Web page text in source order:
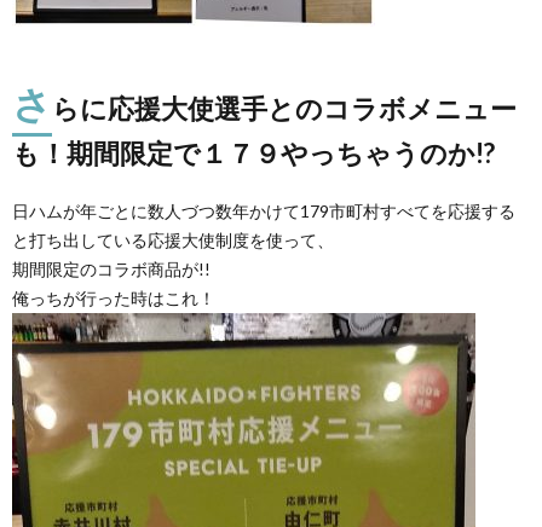
さ らに応援大使選手とのコラボメニュー
も！期間限定で１７９やっちゃうのか!?
日ハムが年ごとに数人づつ数年かけて179市町村すべてを応援する
と打ち出している応援大使制度を使って、
期間限定のコラボ商品が!!
俺っちが行った時はこれ！